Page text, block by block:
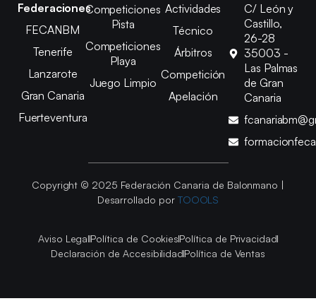
Federaciones
FECANBM
Tenerife
Lanzarote
Gran Canaria
Fuerteventura
Competiciones
Pista
Competiciones
Playa
Juego Limpio
Actividades
Técnico
Árbitros
Competición
Apelación
C/ León y
Castillo,
26-28
35003 -
Las Palmas
de Gran
Canaria
Copyright © 2025 Federación Canaria de Balonmano |
Desarrollado por TOOOLS
Aviso LegalPolítica de CookiesPolítica de Privacidad
Declaración de AccesibilidadPolítica de Ventas